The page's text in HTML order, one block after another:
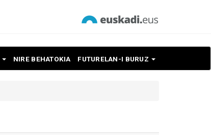
NIRE BEHATOKIA FUTURELAN-I BURUZ